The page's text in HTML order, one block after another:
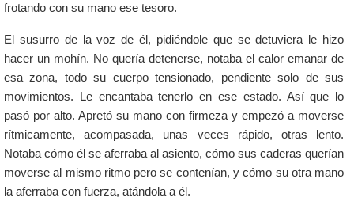
frotando con su mano ese tesoro.
El susurro de la voz de él, pidiéndole que se detuviera le hizo
hacer un mohín. No quería detenerse, notaba el calor emanar de
esa zona, todo su cuerpo tensionado, pendiente solo de sus
movimientos. Le encantaba tenerlo en ese estado. Así que lo
pasó por alto. Apretó su mano con firmeza y empezó a moverse
rítmicamente, acompasada, unas veces rápido, otras lento.
Notaba cómo él se aferraba al asiento, cómo sus caderas querían
moverse al mismo ritmo pero se contenían, y cómo su otra mano
la aferraba con fuerza, atándola a él.